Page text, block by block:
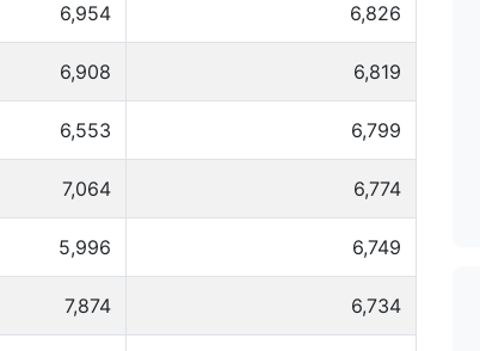
6,954 6,826
6,908 6,819
6,553 6,799
7,064 6,774
5,996 6,749
7,874 6,734